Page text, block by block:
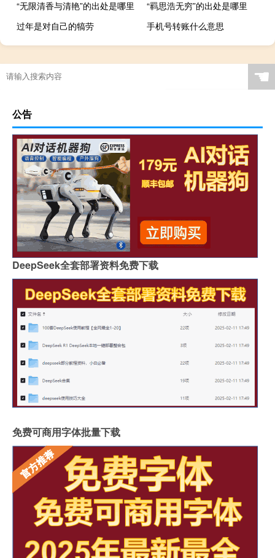
“无限清香与清艳”的出处是哪里
“羁思浩无穷”的出处是哪里
过年是对自己的犒劳
手机号转账什么意思
☚
公告
DeepSeek全套部署资料免费下载
免费可商用字体批量下载